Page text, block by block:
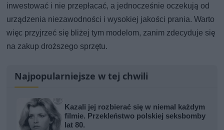
inwestować i nie przepłacać, a jednocześnie oczekują od
urządzenia niezawodności i wysokiej jakości prania. Warto
więc przyjrzeć się bliżej tym modelom, zanim zdecyduje się
na zakup droższego sprzętu.
Najpopularniejsze w tej chwili
Kazali jej rozbierać się w niemal każdym
filmie. Przekleństwo polskiej seksbomby
lat 80.